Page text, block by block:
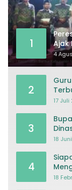
1
Ajak
4
2
17
3
18
4
18